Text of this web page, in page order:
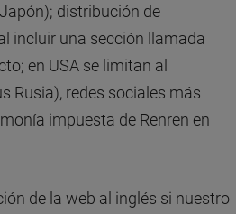
distribución de
incluir una sección llamada
en USA se limitan al
Rusia), redes sociales más
impuesta de Renren en
de la web al inglés si nuestro